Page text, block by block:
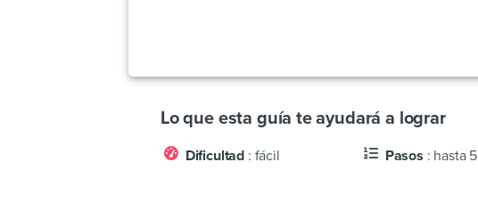
Lo que esta guía te ayudará a lograr
Dificultad : fácil Pasos : hasta 5